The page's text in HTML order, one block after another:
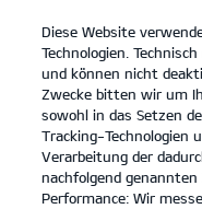
open
menu
PROBEFAHRT
Diese Website
Technologien.
und können nicht
Zwecke bitten wir um
sowohl in das Setzen
Tracking-Technologien
Verarbeitung der
nachfolgend
Performance: Wir